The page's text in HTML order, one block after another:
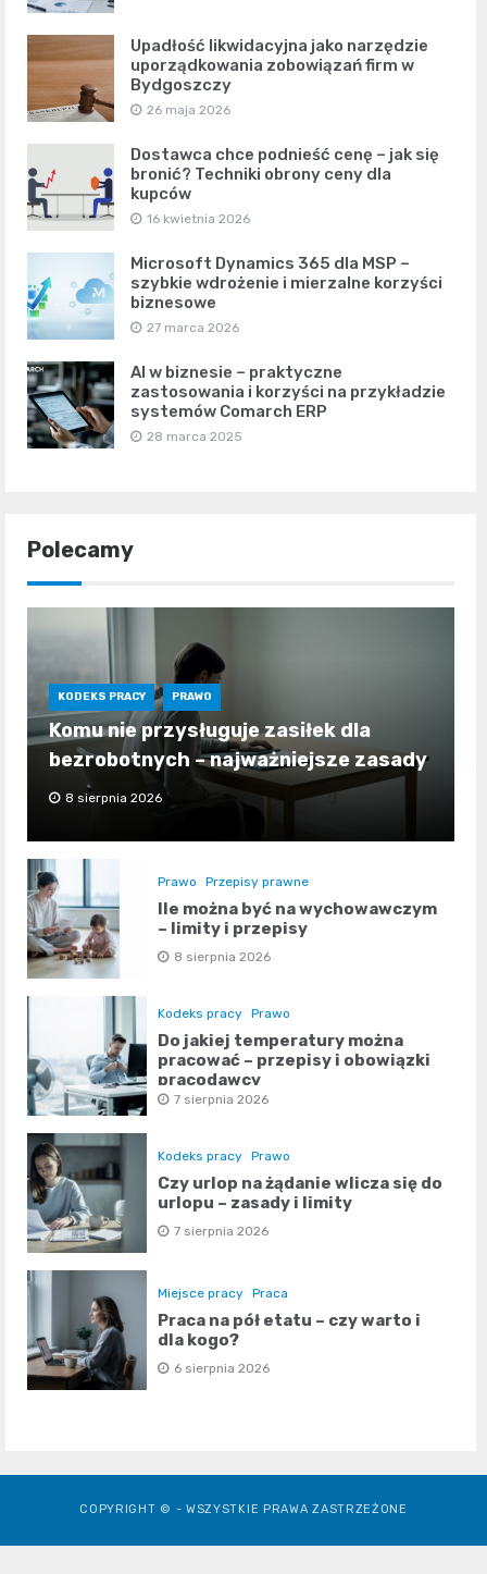
Upadłość likwidacyjna jako narzędzie
uporządkowania zobowiązań firm w
Bydgoszczy
26 maja 2026
Dostawca chce podnieść cenę – jak się
bronić? Techniki obrony ceny dla
kupców
16 kwietnia 2026
Microsoft Dynamics 365 dla MSP –
szybkie wdrożenie i mierzalne korzyści
biznesowe
27 marca 2026
AI w biznesie – praktyczne
zastosowania i korzyści na przykładzie
systemów Comarch ERP
28 marca 2025
Polecamy
KODEKS PRACY PRAWO
Komu nie przysługuje zasiłek dla
bezrobotnych – najważniejsze zasady
8 sierpnia 2026
Prawo Przepisy prawne
Ile można być na wychowawczym
– limity i przepisy
8 sierpnia 2026
Kodeks pracy Prawo
Do jakiej temperatury można
pracować – przepisy i obowiązki
pracodawcy
7 sierpnia 2026
Kodeks pracy Prawo
Czy urlop na żądanie wlicza się do
urlopu – zasady i limity
7 sierpnia 2026
Miejsce pracy Praca
Praca na pół etatu – czy warto i
dla kogo?
6 sierpnia 2026
COPYRIGHT © - WSZYSTKIE PRAWA ZASTRZEŻONE